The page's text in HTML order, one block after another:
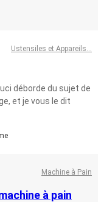
Ustensiles et Appareils...
déborde du sujet de
et je vous le dit
Machine à Pain
à pain